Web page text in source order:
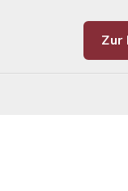
Zur